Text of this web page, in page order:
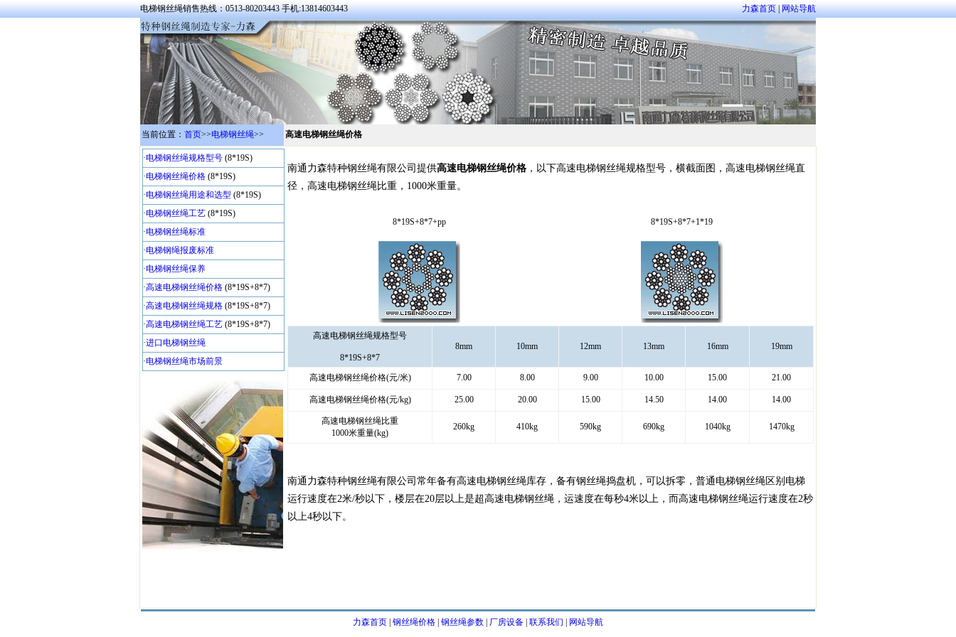
电梯钢丝绳销售热线：0513-80203443 手机:13814603443 力森首页|网站导航
当前位置： 首页>>电梯钢丝绳>> 高速电梯钢丝绳价格
·电梯钢丝绳规格型号 (8*19S)
·电梯钢丝绳价格 (8*19S)
·电梯钢丝绳用途和选型 (8*19S)
·电梯钢丝绳工艺 (8*19S)
·电梯钢丝绳标准
·电梯钢绳报废标准
·电梯钢丝绳保养
·高速电梯钢丝绳价格 (8*19S+8*7)
·高速电梯钢丝绳规格 (8*19S+8*7)
·高速电梯钢丝绳工艺 (8*19S+8*7)
·进口电梯钢丝绳
·电梯钢丝绳市场前景
南通力森特种钢丝绳有限公司提供高速电梯钢丝绳价格 ，以下高速电梯钢丝绳规格型号，横截面图，高速电梯钢丝绳直
径，高速电梯钢丝绳比重，1000米重量。
8*19S+8*7+pp 8*19S+8*7+1*19
高速电梯钢丝绳规格型号
8*19S+8*7
8mm 10mm 12mm 13mm 16mm 19mm
高速电梯钢丝绳价格(元/米) 7.00 8.00 9.00 10.00 15.00 21.00
高速电梯钢丝绳价格(元/kg) 25.00 20.00 15.00 14.50 14.00 14.00
高速电梯钢丝绳比重
1000米重量(kg)
260kg 410kg 590kg 690kg 1040kg 1470kg
南通力森特种钢丝绳有限公司常年备有高速电梯钢丝绳库存，备有钢丝绳捣盘机，可以拆零，普通电梯钢丝绳区别电梯
运行速度在2米/秒以下，楼层在20层以上是超高速电梯钢丝绳，运速度在每秒4米以上，而高速电梯钢丝绳运行速度在2秒
以上4秒以下。
力森首页 钢丝绳价格 钢丝绳参数 厂房设备 联系我们 网站导航